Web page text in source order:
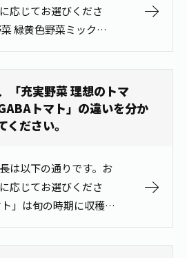
ム
応じてお選びくださ
緑黄色野菜ミック
緑の野菜ミックス」
菜が苦手な方でも飲み
果汁混合飲料です。
「充実野菜 理想のトマ
トマト」の違いを分か
ください。
は以下の通りです。お
応じてお選びくださ
」は旬の時期に収穫し
たトマト100%飲料で
理想のトマト」はフル